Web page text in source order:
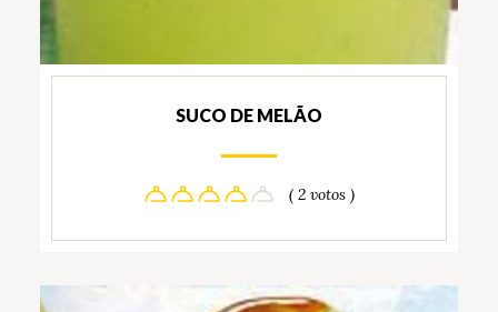
SUCO DE MELÃO
( 2 votos )